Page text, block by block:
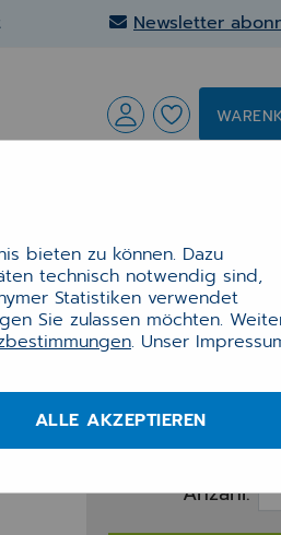
Newsletter
Anzahl:
bieten zu können. Dazu
technisch notwendig sind,
Statistiken verwendet
Sie zulassen möchten.
. Unser
ALLE AKZEPTIEREN